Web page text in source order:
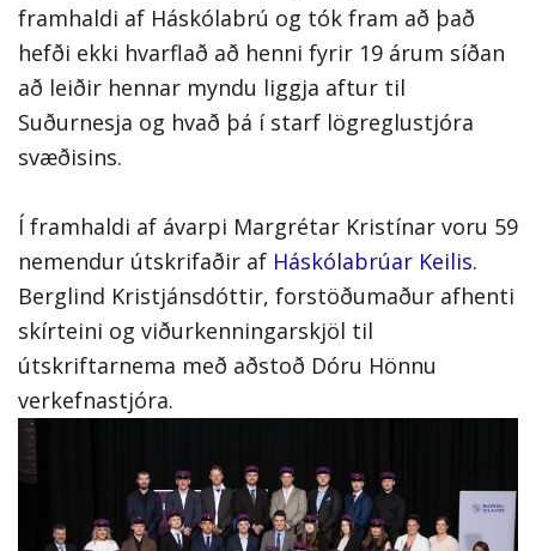
framhaldi af Háskólabrú og tók fram að það
hefði ekki hvarflað að henni fyrir 19 árum síðan
að leiðir hennar myndu liggja aftur til
Suðurnesja og hvað þá í starf lögreglustjóra
svæðisins.
Í framhaldi af ávarpi Margrétar Kristínar voru 59
nemendur útskrifaðir af Háskólabrúar Keilis.
Berglind Kristjánsdóttir, forstöðumaður afhenti
skírteini og viðurkenningarskjöl til
útskriftarnema með aðstoð Dóru Hönnu
verkefnastjóra.